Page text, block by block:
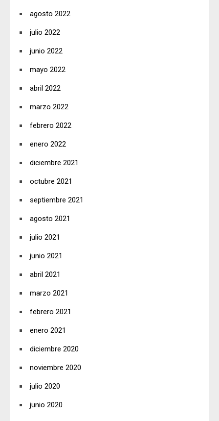
agosto 2022
julio 2022
junio 2022
mayo 2022
abril 2022
marzo 2022
febrero 2022
enero 2022
diciembre 2021
octubre 2021
septiembre 2021
agosto 2021
julio 2021
junio 2021
abril 2021
marzo 2021
febrero 2021
enero 2021
diciembre 2020
noviembre 2020
julio 2020
junio 2020